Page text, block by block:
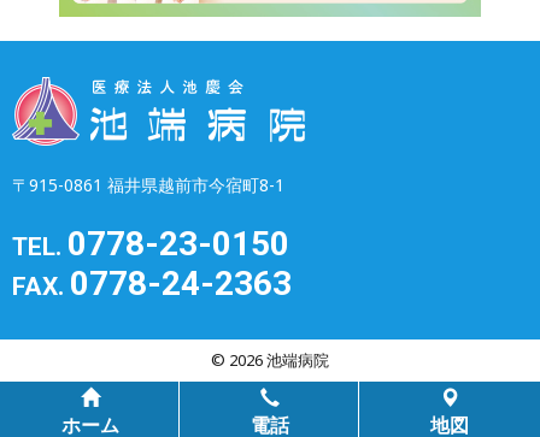
ホーム 電話 地図
〒915-0861 福井県越前市今宿町8-1
TEL. 0778-23-0150
FAX. 0778-24-2363
© 2026 池端病院